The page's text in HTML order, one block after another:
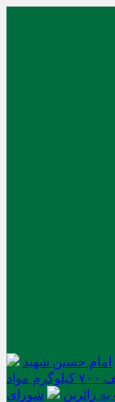
امام حسین شهید
هلاکت چهار شرور مسلح وکشف ۷۰۰ کیلوگرم مواد
زائرین
شورای